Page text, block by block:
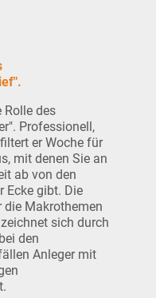
des
Professionell,
er Woche für
mit denen Sie an
ab von den
Ecke gibt. Die
die Makrothemen
sich durch
den
Anleger mit